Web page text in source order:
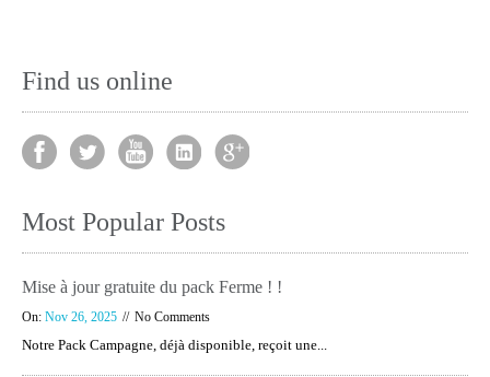
Find us online
Most Popular Posts
Mise à jour gratuite du pack Ferme ! !
On: Nov 26, 2025 No Comments
Notre Pack Campagne, déjà disponible, reçoit une...